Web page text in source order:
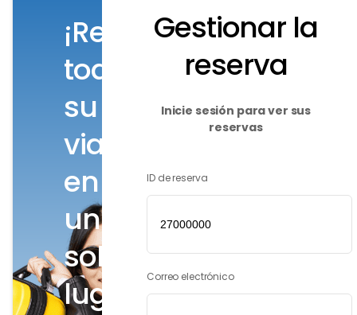
¡Reúna
todo
su
viaje
en
un
solo
lugar!
Gestionar la
reserva
Inicie sesión para ver sus
reservas
ID de reserva
Correo electrónico